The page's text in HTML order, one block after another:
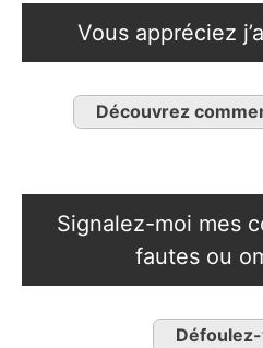
Vous appréciez
Découvrez
Signalez-moi mes
fautes ou